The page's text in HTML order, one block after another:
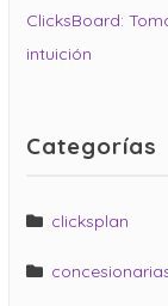
ClicksBoard:
intuición
Categorías
clicksplan